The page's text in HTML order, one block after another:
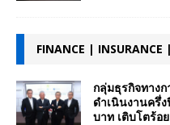
FINANCE | INSURANCE
กลุ่มธุรกิจทาง
ดำเนินงานครึ่
บาท เติบโตร้อ